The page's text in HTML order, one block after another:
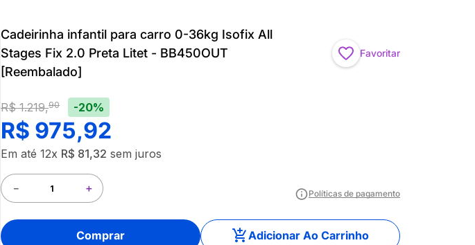
Cadeirinha infantil para carro 0-36kg Isofix All
Stages Fix 2.0 Preta Litet - BB450OUT
[Reembalado]
Favoritar
R$ 1.219,90 -20%
R$ 975,92
Em até 12x R$ 81,32 sem juros
＋
－ Políticas de pagamento
Comprar Adicionar Ao Carrinho